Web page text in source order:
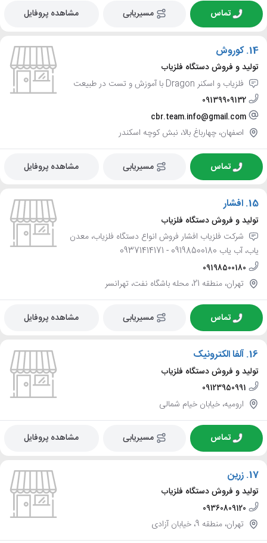
تماس مسیریابی مشاهده پروفایل
14. کوروش
تولید و فروش دستگاه فلزیاب
فلزیاب و اسکنر Dragon با آموزش و تست در طبیعت
09139909132
cbr.team.info@gmail.com
اصفهان، چهارباغ بالا، نبش کوچه اسکندر
تماس مسیریابی مشاهده پروفایل
15. افشار
تولید و فروش دستگاه فلزیاب
شرکت فلزیاب افشار فروش انواع دستگاه فلزیاب، معدن
یاب، آب یاب 09198500180 - 09371414171
09198500180
تهران، منطقه 21، محله باشگاه نفت، تهرانسر
تماس مسیریابی مشاهده پروفایل
16. آلفا الکترونیک
تولید و فروش دستگاه فلزیاب
09123950991
ارومیه، خیابان خیام شمالی
تماس مسیریابی مشاهده پروفایل
17. زرین
تولید و فروش دستگاه فلزیاب
09360809120
تهران، منطقه 9، خیابان آزادی